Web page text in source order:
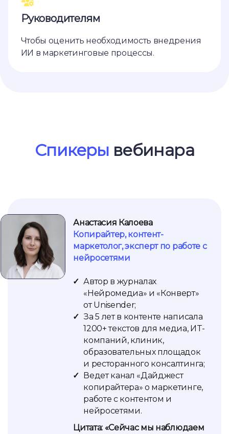
Руководителям
Чтобы оценить необходимость внедрения
ИИ в маркетинговые процессы.
Спикеры вебинара
Копирайтер, контент-
маркетолог, эксперт по работе с
нейросетями
Автор в журналах
«Нейромедиа» и «Конверт»
от Unisender;
За 5 лет в контенте написала
1200+ текстов для медиа, ИT-
компаний, клиник,
образовательных площадок
и ресторанного консалтинга;
Ведет канал «Дайджест
копирайтера» о маркетинге,
работе с контентом и
нейросетями.
Цитата: «Сейчас мы наблюдаем
Анастасия Калоева